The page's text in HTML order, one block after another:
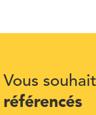
Vous
référencés